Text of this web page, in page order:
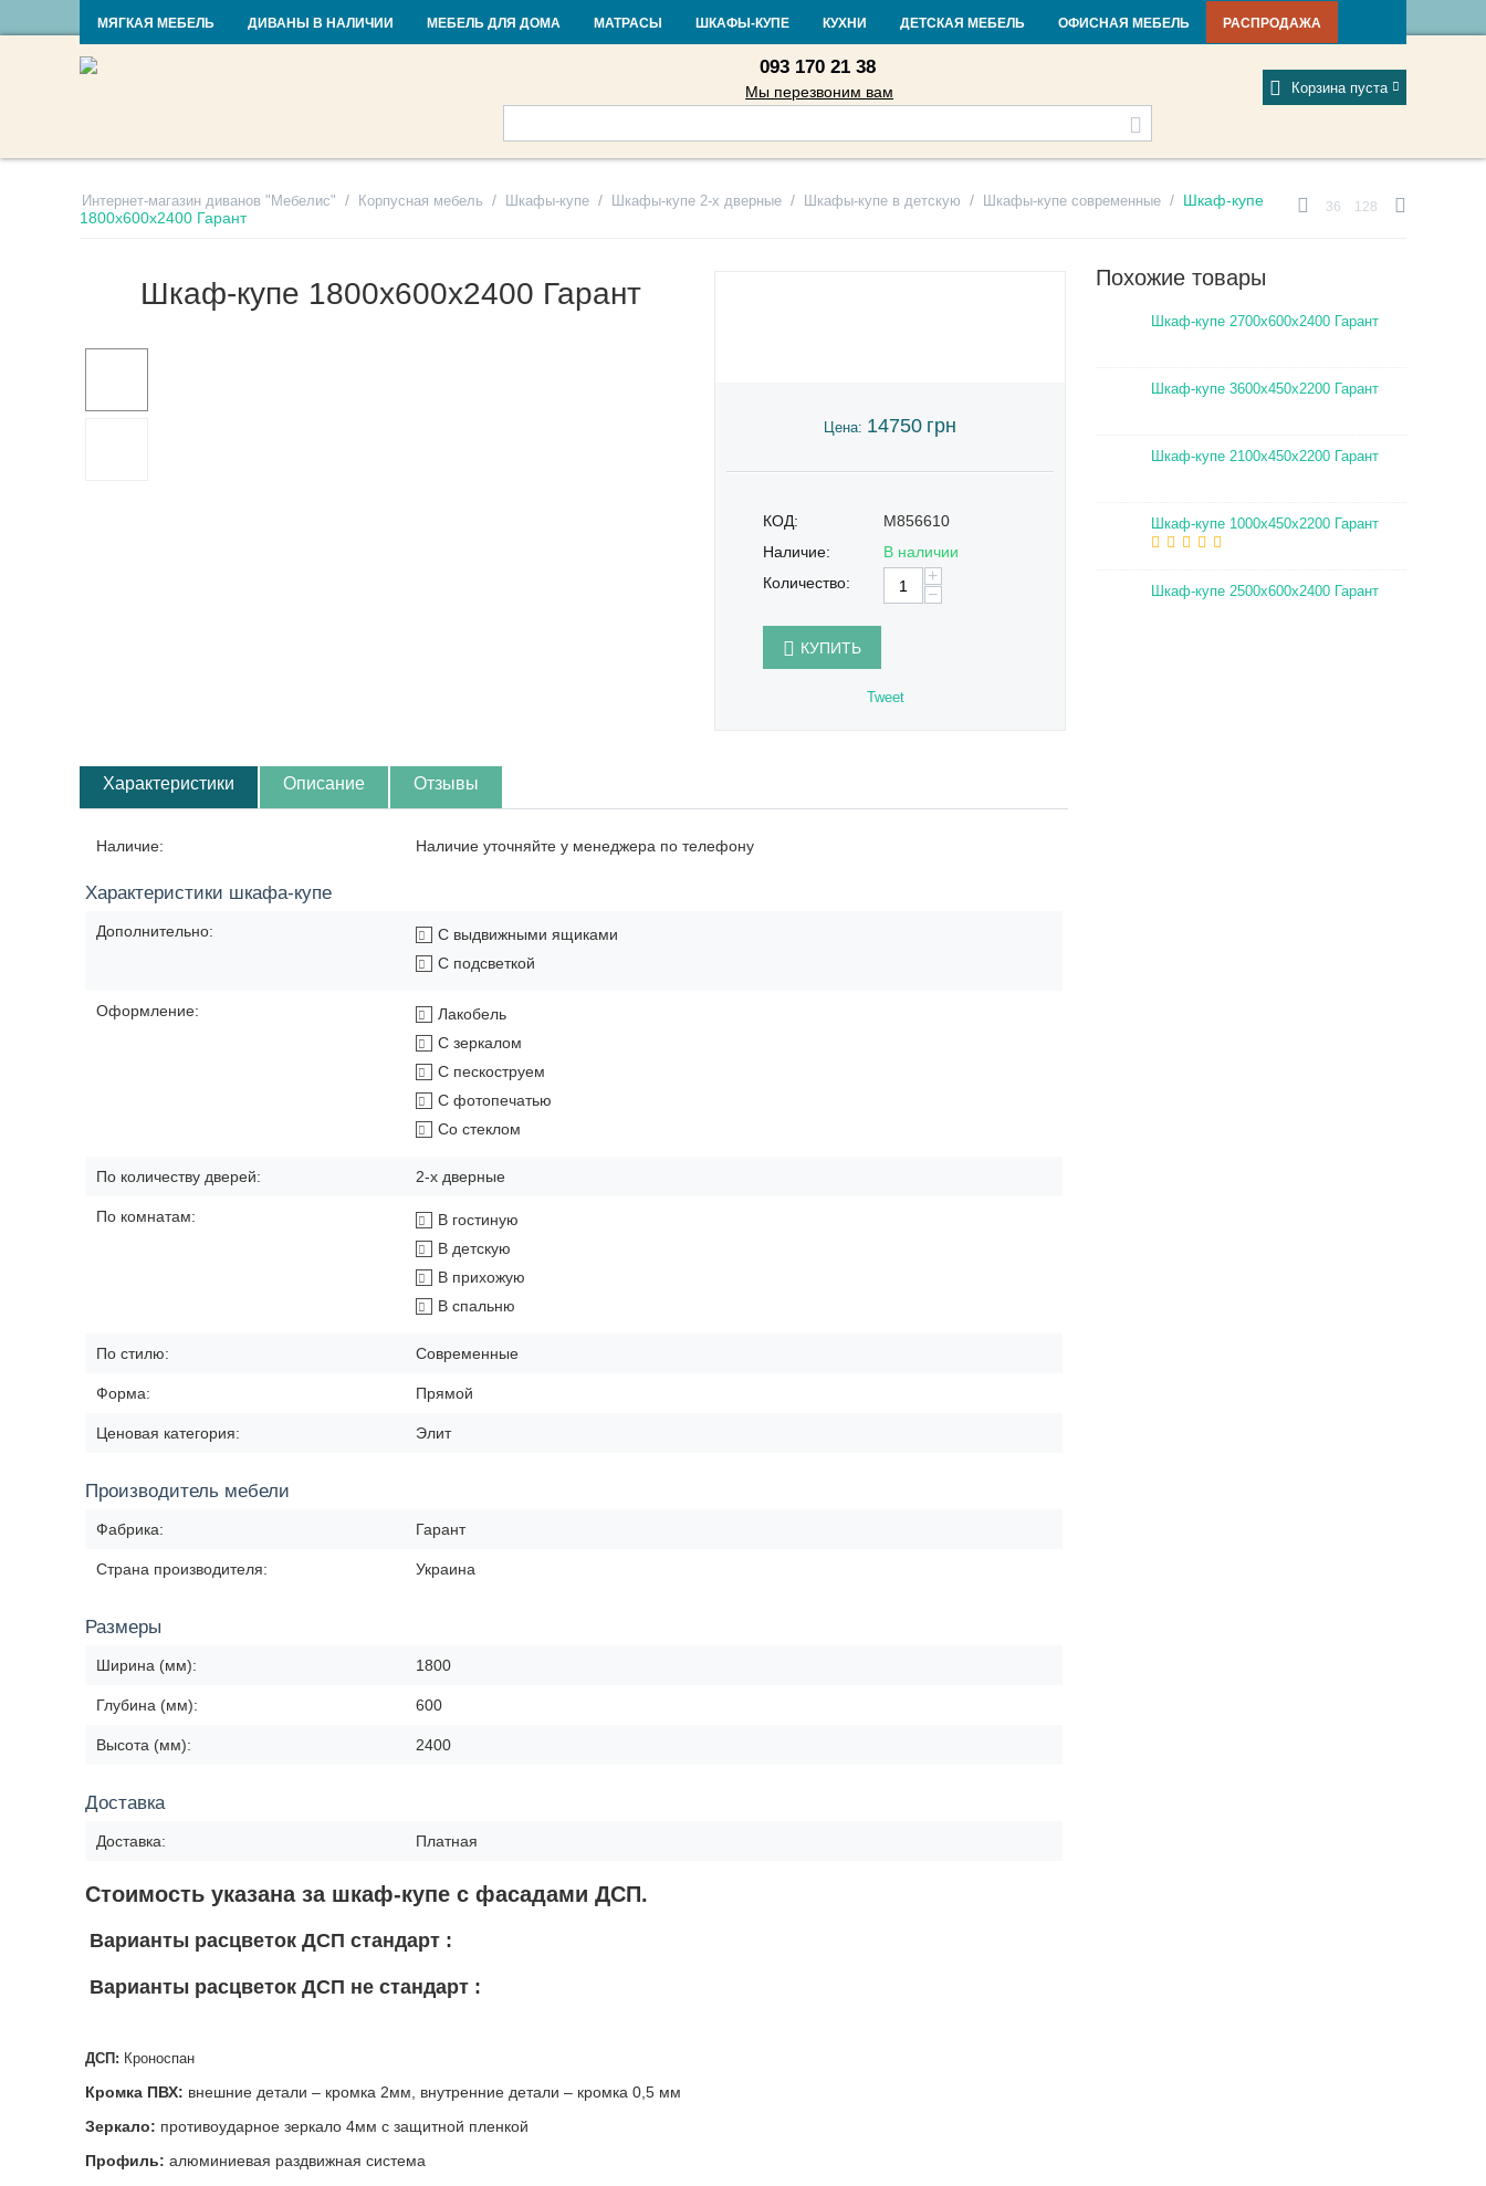
RU UA Мой профиль
Контакты Доставка и оплата Гарантия и возврат Кредит Статьи и новости Фабрики Отзывы
093 170 21 38
Мы перезвоним вам Корзина пуста
МЯГКАЯ МЕБЕЛЬ ДИВАНЫ В НАЛИЧИИ МЕБЕЛЬ ДЛЯ ДОМА МАТРАСЫ ШКАФЫ-КУПЕ КУХНИ ДЕТСКАЯ МЕБЕЛЬ ОФИСНАЯ МЕБЕЛЬ РАСПРОДАЖА
Интернет-магазин диванов "Мебелис" / Корпусная мебель / Шкафы-купе / Шкафы-купе 2-х дверные / Шкафы-купе в детскую / Шкафы-купе современные / Шкаф-купе
1800х600х2400 Гарант
36 128
Шкаф-купе 1800х600х2400 Гарант
Цена: 14750 грн
КОД:
M856610
Наличие:
В наличии
Количество:
+
−
КУПИТЬ
Tweet
Характеристики Описание Отзывы
Наличие: Наличие уточняйте у менеджера по телефону
Характеристики шкафа-купе
Дополнительно:
С выдвижными ящиками
С подсветкой
Оформление:
Лакобель
С зеркалом
С пескоструем
С фотопечатью
Со стеклом
По количеству дверей: 2-х дверные
По комнатам:
В гостиную
В детскую
В прихожую
В спальню
По стилю: Современные
Форма: Прямой
Ценовая категория: Элит
Производитель мебели
Фабрика: Гарант
Страна производителя: Украина
Размеры
Ширина (мм): 1800
Глубина (мм): 600
Высота (мм): 2400
Доставка
Доставка: Платная
Стоимость указана за шкаф-купе с фасадами ДСП.
Варианты расцветок ДСП стандарт :
Варианты расцветок ДСП не стандарт :
ДСП: Кроноспан
Кромка ПВХ: внешние детали – кромка 2мм, внутренние детали – кромка 0,5 мм
Зеркало: противоударное зеркало 4мм с защитной пленкой
Профиль: алюминиевая раздвижная система
Похожие товары
Шкаф-купе 2700х600х2400 Гарант
Шкаф-купе 3600х450х2200 Гарант
Шкаф-купе 2100х450х2200 Гарант
Шкаф-купе 1000х450х2200 Гарант
Шкаф-купе 2500х600х2400 Гарант